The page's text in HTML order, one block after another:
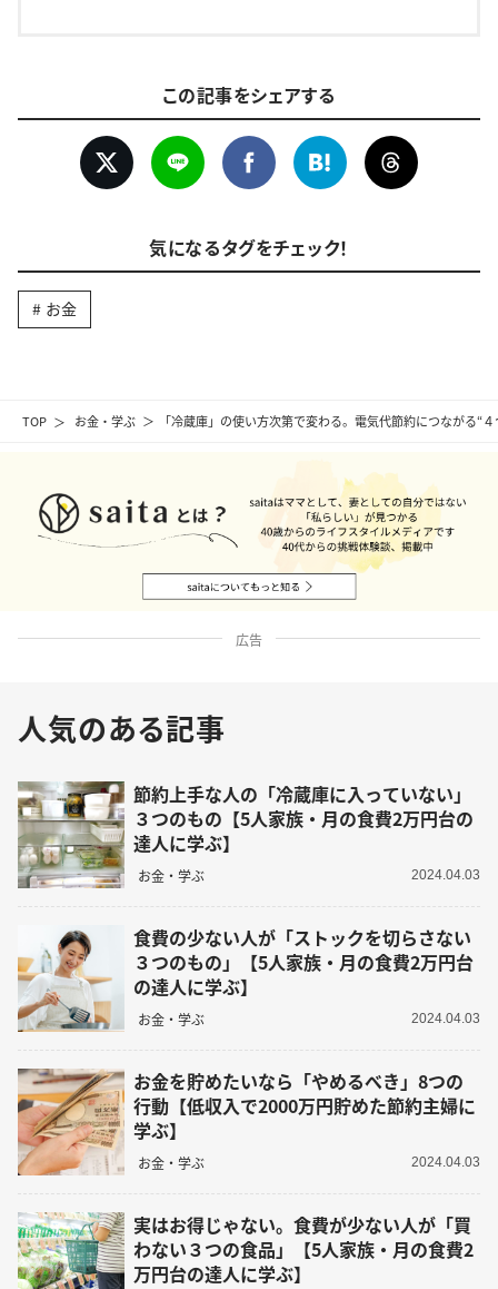
TOP お金・学ぶ 「冷蔵庫」の使い方次第で変わる。電気代節約につながる“
この記事をシェアする
気になるタグをチェック！
お金
広告
人気のある記事
節約上手な人の「冷蔵庫に入っていない」
３つのもの【5人家族・月の食費2万円台の
達人に学ぶ】
お金・学ぶ 2024.04.03
食費の少ない人が「ストックを切らさない
３つのもの」【5人家族・月の食費2万円台
の達人に学ぶ】
お金・学ぶ 2024.04.03
お金を貯めたいなら「やめるべき」8つの
行動【低収入で2000万円貯めた節約主婦に
学ぶ】
お金・学ぶ 2024.04.03
実はお得じゃない。食費が少ない人が「買
わない３つの食品」【5人家族・月の食費2
万円台の達人に学ぶ】